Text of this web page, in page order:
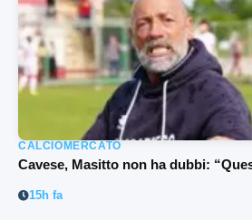
CALCIOMERCATO
Cavese, Masitto non ha dubbi:
15h fa